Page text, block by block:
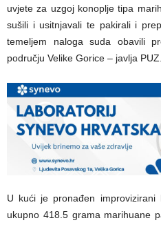
uvjete za uzgoj konoplje tipa
sušili i usitnjavali te pakirali i
temeljem naloga suda obavili
području Velike Gorice – javlja PUZ.
U kući je pronađen improvizirani
ukupno 418.5 grama marihuane